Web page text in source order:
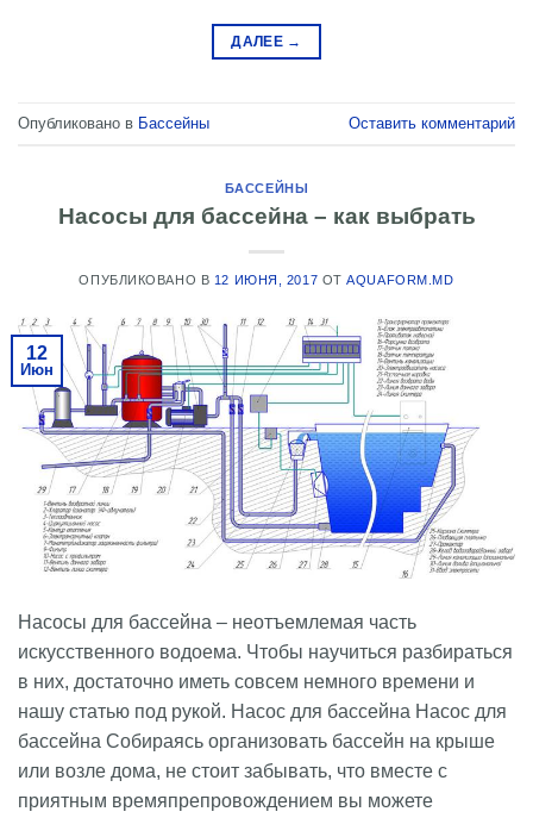
ДАЛЕЕ →
Опубликовано в Бассейны Оставить комментарий
БАССЕЙНЫ
Насосы для бассейна – как выбрать
ОПУБЛИКОВАНО В 12 ИЮНЯ, 2017 ОТAQUAFORM.MD
12
Июн
Насосы для бассейна – неотъемлемая часть
искусственного водоема. Чтобы научиться разбираться
в них, достаточно иметь совсем немного времени и
нашу статью под рукой. Насос для бассейна Насос для
бассейна Собираясь организовать бассейн на крыше
или возле дома, не стоит забывать, что вместе с
приятным времяпрепровождением вы можете